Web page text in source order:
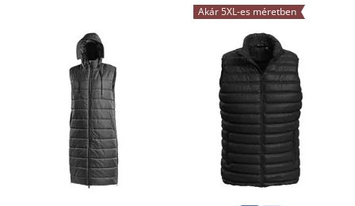
Akár 5XL-es méretben